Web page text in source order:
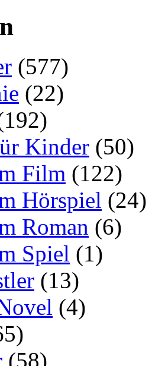
(577)
(22)
Kinder (50)
Film (122)
Hörspiel (24)
Roman (6)
Spiel (1)
(13)
(4)
(58)